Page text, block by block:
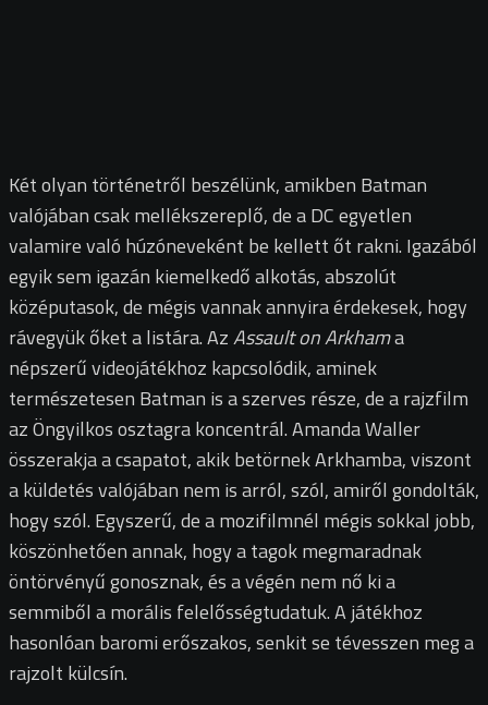
Két olyan történetről beszélünk, amikben Batman
valójában csak mellékszereplő, de a DC egyetlen
valamire való húzóneveként be kellett őt rakni. Igazából
egyik sem igazán kiemelkedő alkotás, abszolút
középutasok, de mégis vannak annyira érdekesek, hogy
rávegyük őket a listára. AzAssault on Arkhama
népszerű videojátékhoz kapcsolódik, aminek
természetesen Batman is a szerves része, de a rajzfilm
az Öngyilkos osztagra koncentrál. Amanda Waller
összerakja a csapatot, akik betörnek Arkhamba, viszont
a küldetés valójában nem is arról, szól, amiről gondolták,
hogy szól. Egyszerű, de a mozifilmnél mégis sokkal jobb,
köszönhetően annak, hogy a tagok megmaradnak
öntörvényű gonosznak, és a végén nem nő ki a
semmiből a morális felelősségtudatuk. A játékhoz
hasonlóan baromi erőszakos, senkit se tévesszen meg a
rajzolt külcsín.